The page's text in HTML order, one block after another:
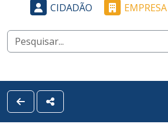
CIDADÃO EMPRESA